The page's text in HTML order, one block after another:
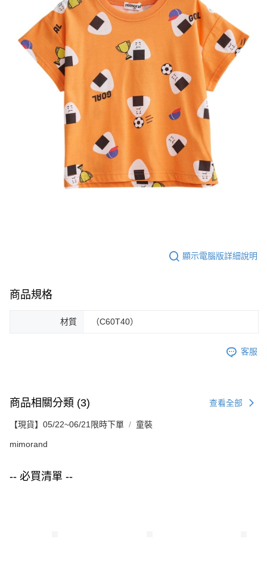
顯示電腦版詳細說明
商品規格
材質 （C60T40）
客服
商品相關分類 (3) 查看全部
【現貨】05/22~06/21限時下單 童裝
mimorand
-- 必買清單 --